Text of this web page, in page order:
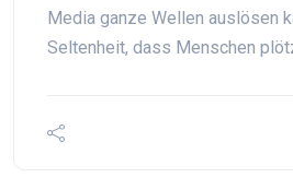
Media ganze Wellen auslösen
Seltenheit, dass Menschen